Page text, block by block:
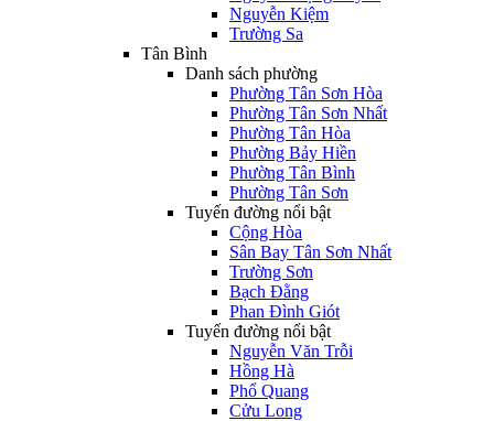
Nguyễn Kiệm
Trường Sa
Tân Bình
Danh sách phường
Phường Tân Sơn Hòa
Phường Tân Sơn Nhất
Phường Tân Hòa
Phường Bảy Hiền
Phường Tân Bình
Phường Tân Sơn
Tuyến đường nổi bật
Cộng Hòa
Sân Bay Tân Sơn Nhất
Trường Sơn
Bạch Đằng
Phan Đình Giót
Tuyến đường nổi bật
Nguyễn Văn Trỗi
Hồng Hà
Phổ Quang
Cửu Long